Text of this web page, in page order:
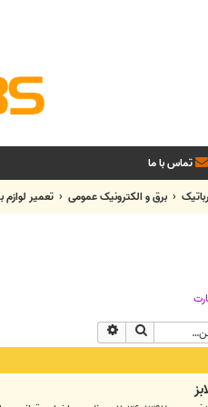
تماس با ما
برق و الکترونیک عمومی تعمیر لوازم
جستجو